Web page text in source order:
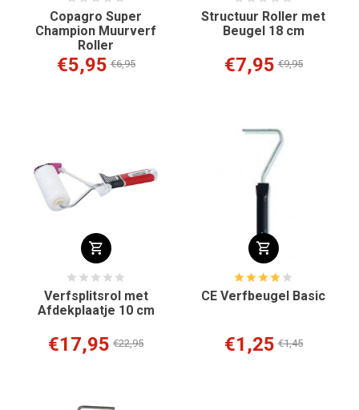
Copagro Super
Champion Muurverf
Roller
€5,95 €6,95
Structuur Roller met
Beugel 18 cm
€7,95 €9,95
Verfsplitsrol met
Afdekplaatje 10 cm
€17,95 €22,95
CE Verfbeugel Basic
€1,25 €1,45